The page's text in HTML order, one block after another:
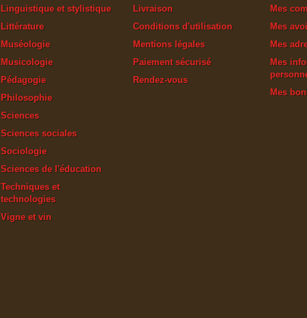
Linguistique et stylistique
Littérature
Muséologie
Musicologie
Pédagogie
Philosophie
Sciences
Sciences sociales
Sociologie
Sciences de l'éducation
Techniques et
technologies
Vigne et vin
Livraison
Conditions d'utilisation
Mentions légales
Paiement sécurisé
Rendez-vous
Mes
Mes
Mes
Mes
Mes